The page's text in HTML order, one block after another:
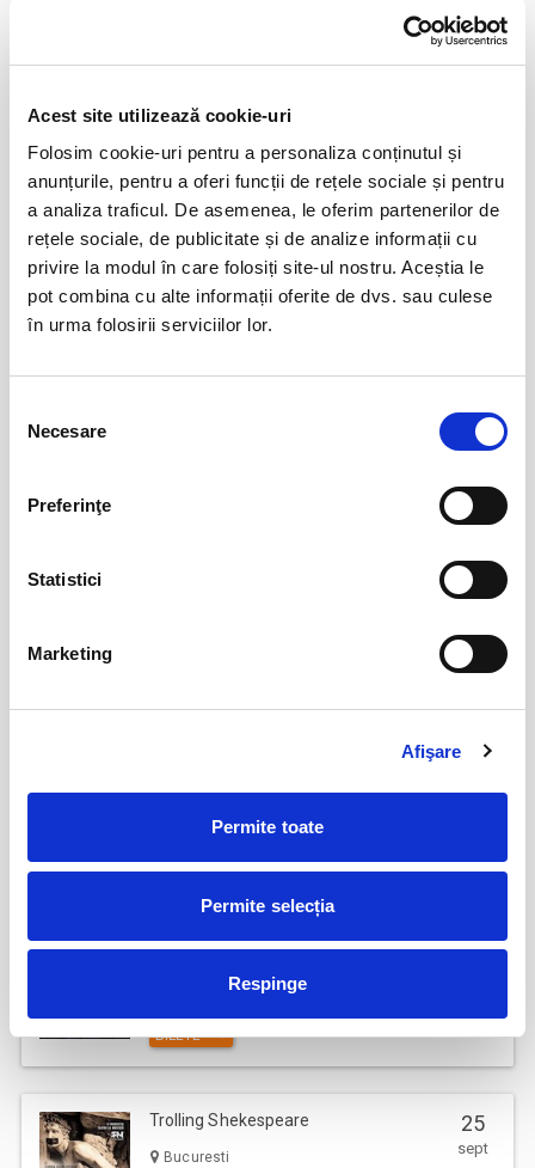
Acest site utilizează cookie-uri
Folosim cookie-uri pentru a personaliza conținutul și
anunțurile, pentru a oferi funcții de rețele sociale și pentru
a analiza traficul. De asemenea, le oferim partenerilor de
rețele sociale, de publicitate și de analize informații cu
privire la modul în care folosiți site-ul nostru. Aceștia le
pot combina cu alte informații oferite de dvs. sau culese
în urma folosirii serviciilor lor.
consimțământului
Necesare
Preferinţe
Statistici
Marketing
Afişare
Permite toate
Permite selecția
Respinge
O partitură concertantă - Fantezia pentru pian și orchestră de George
Enescu - creată în tradiția lui Johannes Brahms și inspirată de
ascultați în această seară, în splendida interpretare a tânărului pianist
Cadmiel Boțac, iar prima simfonie din literatura românească de concert
- Simfonia nr. 1 de George Stephănescu -, care poartă în țesătura ei
ecourile clasicismului european, vă provoacă să redescoperiți
trăsăturile familiare ale muzicii pe care o apreciați.
O perspectivă universală asupra muzicii românești, pe care vă invităm
să o descoperiți odată cu audiția acestei rafinate selecții de mijloc de
Distribuie aceasta pagina
Evenimente similare
Copiii au idei trăsnite
Bucuresti
08
aug
12
aug
BILETE
DINCOLO DE TĂCERE
Cluj-Napoca
BILETE
19
Trolling Shekespeare
Bucuresti
25
sept